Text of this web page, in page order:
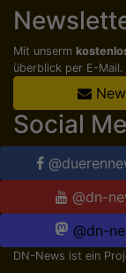
Mit unserm
überblick per E-
Social
@dn-
@dn-
DN-News ist ein